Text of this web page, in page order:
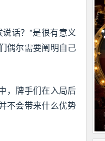
话？”是很有意义
偶尔需要阐明自己
，牌手们在入局后
不会带来什么优势